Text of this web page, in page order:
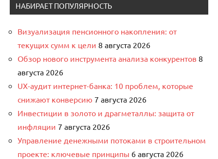
НАБИРАЕТ ПОПУЛЯРНОСТЬ
Визуализация пенсионного накопления: от
текущих сумм к цели 8 августа 2026
Обзор нового инструмента анализа конкурентов 8
августа 2026
UX-аудит интернет-банка: 10 проблем, которые
снижают конверсию 7 августа 2026
Инвестиции в золото и драгметаллы: защита от
инфляции 7 августа 2026
Управление денежными потоками в строительном
проекте: ключевые принципы 6 августа 2026